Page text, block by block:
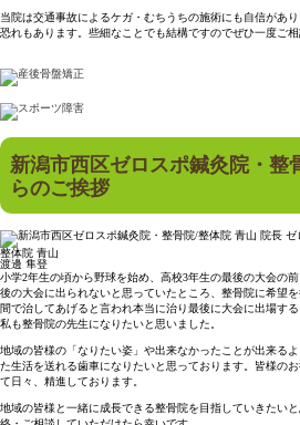
当院は交通事故によるケガ・むちうちの施術にも自信があ
恐れもあります。些細なことでも結構ですのでぜひ一度ご相
新潟市西区ゼロスポ鍼灸院・整
らのご挨拶
ゼ
整体院 青山
渡邊 隼登
小学2年生の頃から野球を始め、高校3年生の最後の大会の
後の大会に出られないと思っていたところ、整骨院に希望
間で治してあげると言われ本当に治り最後に大会に出場す
私も整骨院の先生になりたいと思いました。
地域の皆様の「なりたい姿」や出来なかったことが出来る
た生活を送れる歯車になりたいと思っております。皆様の
て日々、精進しております。
地域の皆様と一緒に成長できる整骨院を目指していきたい